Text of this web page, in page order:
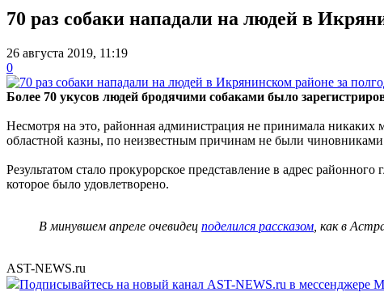
70 раз собаки нападали на людей в
26 августа 2019, 11:19
0
Более 70 укусов людей бродячими собаками было
Несмотря на это, районная администрация не принимала
областной казны, по неизвестным причинам не были
Результатом стало прокурорское представление в адрес
которое было удовлетворено.
В минувшем апреле очевидец поделился рассказом , как в
AST-NEWS.ru
Подписывайтесь на новый канал AST-NEWS.ru в мессенджере